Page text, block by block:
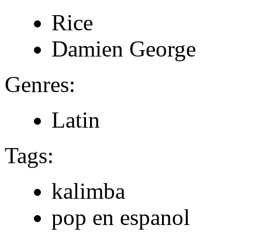
Rice
Damien George
Genres:
Latin
Tags:
kalimba
pop en espanol